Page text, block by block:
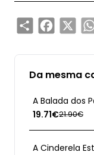
ShareFacebook
X
Da mesma
A Balada dos
19.71€21.90€
A Cinderela